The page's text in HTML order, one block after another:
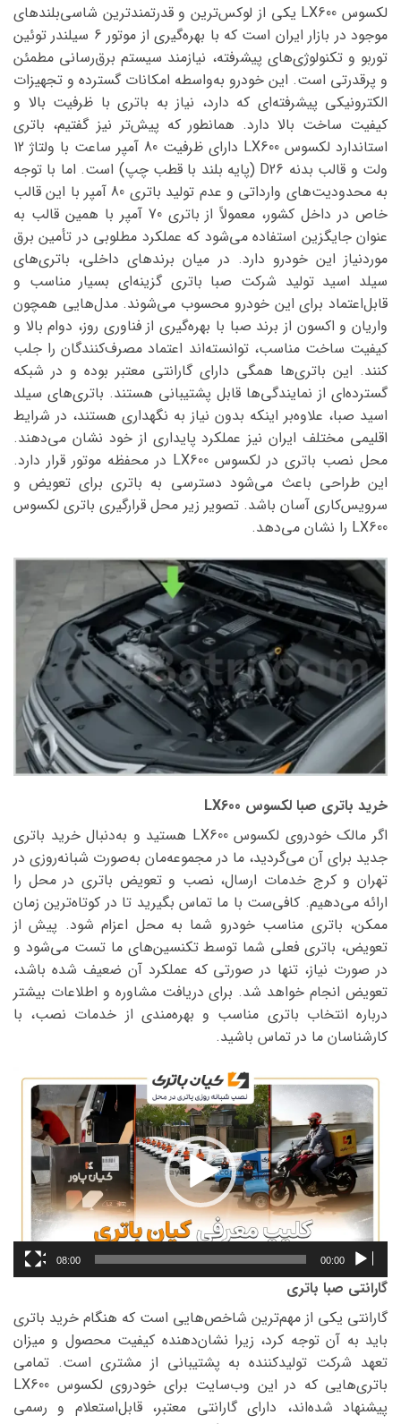
لکسوس LX600 یکی از لوکس‌ترین و قدرتمندترین شاسی‌بلندهای
موجود در بازار ایران است که با بهره‌گیری از موتور 6 سیلندر توئین
توربو و تکنولوژی‌های پیشرفته، نیازمند سیستم برق‌رسانی مطمئن
و پرقدرتی است. این خودرو به‌واسطه امکانات گسترده و تجهیزات
الکترونیکی پیشرفته‌ای که دارد، نیاز به باتری با ظرفیت بالا و
کیفیت ساخت بالا دارد. همانطور که پیش‌تر نیز گفتیم، باتری
استاندارد لکسوس LX600 دارای ظرفیت 80 آمپر ساعت با ولتاژ 12
ولت و قالب بدنه D26 (پایه بلند با قطب چپ) است. اما با توجه
به محدودیت‌های وارداتی و عدم تولید باتری 80 آمپر با این قالب
خاص در داخل کشور، معمولاً از باتری 70 آمپر با همین قالب به
عنوان جایگزین استفاده می‌شود که عملکرد مطلوبی در تأمین برق
موردنیاز این خودرو دارد. در میان برندهای داخلی، باتری‌های
سیلد اسید تولید شرکت صبا باتری گزینه‌ای بسیار مناسب و
قابل‌اعتماد برای این خودرو محسوب می‌شوند. مدل‌هایی همچون
واریان و اکسون از برند صبا با بهره‌گیری از فناوری روز، دوام بالا و
کیفیت ساخت مناسب، توانسته‌اند اعتماد مصرف‌کنندگان را جلب
کنند. این باتری‌ها همگی دارای گارانتی معتبر بوده و در شبکه
گسترده‌ای از نمایندگی‌ها قابل پشتیبانی هستند. باتری‌های سیلد
اسید صبا، علاوه‌بر اینکه بدون نیاز به نگهداری هستند، در شرایط
اقلیمی مختلف ایران نیز عملکرد پایداری از خود نشان می‌دهند.
محل نصب باتری در لکسوس LX600 در محفظه موتور قرار دارد.
این طراحی باعث می‌شود دسترسی به باتری برای تعویض و
سرویس‌کاری آسان باشد. تصویر زیر محل قرارگیری باتری لکسوس
LX600 را نشان می‌دهد.
خرید باتری صبا لکسوس LX600
اگر مالک خودروی لکسوس LX600 هستید و به‌دنبال خرید باتری
جدید برای آن می‌گردید، ما در مجموعه‌مان به‌صورت شبانه‌روزی در
تهران و کرج خدمات ارسال، نصب و تعویض باتری در محل را
ارائه می‌دهیم. کافی‌ست با ما تماس بگیرید تا در کوتاه‌ترین زمان
ممکن، باتری مناسب خودرو شما به محل اعزام شود. پیش از
تعویض، باتری فعلی شما توسط تکنسین‌های ما تست می‌شود و
در صورت نیاز، تنها در صورتی که عملکرد آن ضعیف شده باشد،
تعویض انجام خواهد شد. برای دریافت مشاوره و اطلاعات بیشتر
درباره انتخاب باتری مناسب و بهره‌مندی از خدمات نصب، با
کارشناسان ما در تماس باشید.
نمایشگر
ویدیو
00:00
08:00
گارانتی صبا باتری
گارانتی یکی از مهم‌ترین شاخص‌هایی است که هنگام خرید باتری
باید به آن توجه کرد، زیرا نشان‌دهنده کیفیت محصول و میزان
تعهد شرکت تولیدکننده به پشتیبانی از مشتری است. تمامی
باتری‌هایی که در این وب‌سایت برای خودروی لکسوس LX600
پیشنهاد شده‌اند، دارای گارانتی معتبر، قابل‌استعلام و رسمی